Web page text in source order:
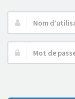
Nom
d’utilisateur :
Mot
de